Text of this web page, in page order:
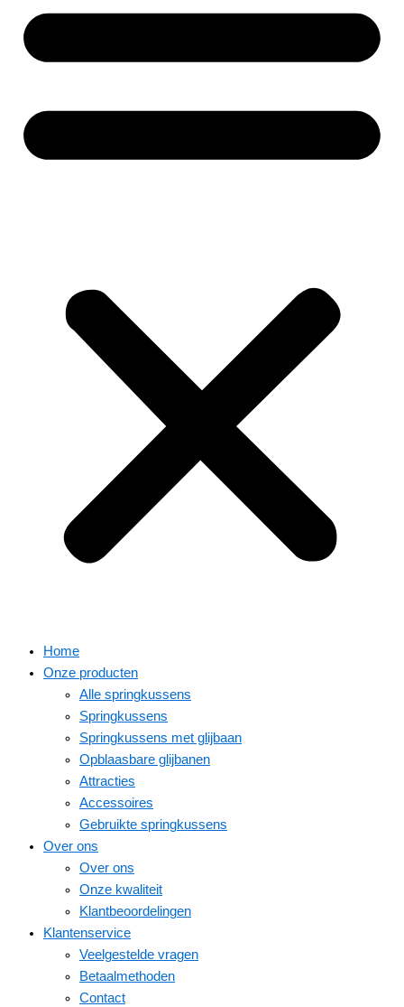
Home
Onze producten
Alle springkussens
Springkussens
Springkussens met glijbaan
Opblaasbare glijbanen
Attracties
Accessoires
Gebruikte springkussens
Over ons
Over ons
Onze kwaliteit
Klantbeoordelingen
Klantenservice
Veelgestelde vragen
Betaalmethoden
Contact